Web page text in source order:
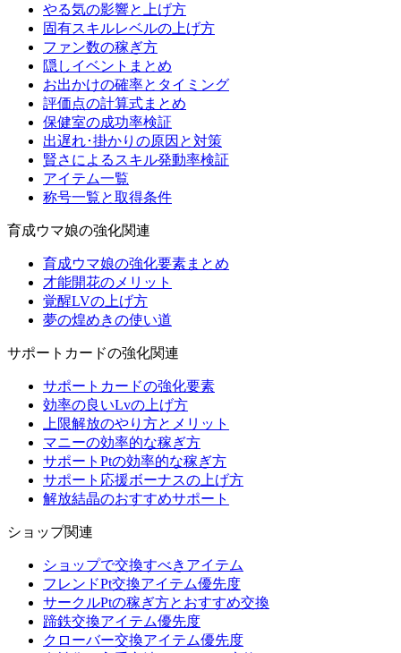
やる気の影響と上げ方
固有スキルレベルの上げ方
ファン数の稼ぎ方
隠しイベントまとめ
お出かけの確率とタイミング
評価点の計算式まとめ
保健室の成功率検証
出遅れ･掛かりの原因と対策
賢さによるスキル発動率検証
アイテム一覧
称号一覧と取得条件
育成ウマ娘の強化関連
育成ウマ娘の強化要素まとめ
才能開花のメリット
覚醒LVの上げ方
夢の煌めきの使い道
サポートカードの強化関連
サポートカードの強化要素
効率の良いLvの上げ方
上限解放のやり方とメリット
マニーの効率的な稼ぎ方
サポートPtの効率的な稼ぎ方
サポート応援ボーナスの上げ方
解放結晶のおすすめサポート
ショップ関連
ショップで交換すべきアイテム
フレンドPt交換アイテム優先度
サークルPtの稼ぎ方とおすすめ交換
蹄鉄交換アイテム優先度
クローバー交換アイテム優先度